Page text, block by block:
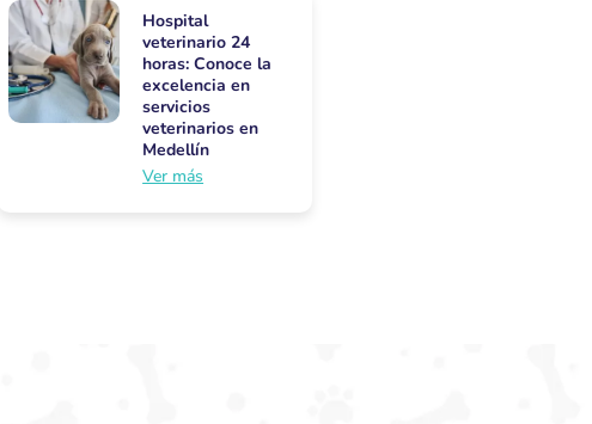
Hospital
veterinario 24
horas: Conoce la
excelencia en
servicios
veterinarios en
Medellín
Ver más